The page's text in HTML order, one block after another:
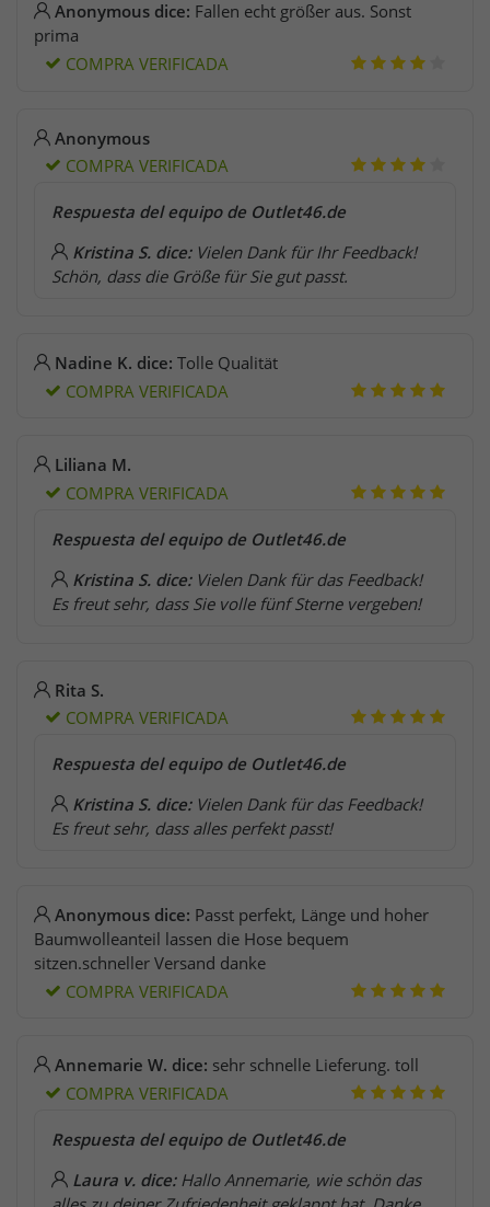
Anonymous dice: Fallen echt größer aus. Sonst
prima
COMPRA VERIFICADA
Anonymous
COMPRA VERIFICADA
Respuesta del equipo de Outlet46.de
Kristina S. dice: Vielen Dank für Ihr Feedback!
Schön, dass die Größe für Sie gut passt.
Nadine K. dice: Tolle Qualität
COMPRA VERIFICADA
Liliana M.
COMPRA VERIFICADA
Respuesta del equipo de Outlet46.de
Kristina S. dice: Vielen Dank für das Feedback!
Es freut sehr, dass Sie volle fünf Sterne vergeben!
Rita S.
COMPRA VERIFICADA
Respuesta del equipo de Outlet46.de
Kristina S. dice: Vielen Dank für das Feedback!
Es freut sehr, dass alles perfekt passt!
Anonymous dice: Passt perfekt, Länge und hoher
Baumwolleanteil lassen die Hose bequem
sitzen.schneller Versand danke
COMPRA VERIFICADA
Annemarie W. dice: sehr schnelle Lieferung. toll
COMPRA VERIFICADA
Respuesta del equipo de Outlet46.de
Laura v. dice: Hallo Annemarie, wie schön das